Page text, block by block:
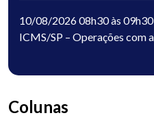
10/08/2026 08h30 às 09h30
ICMS/SP – Operações com
Colunas